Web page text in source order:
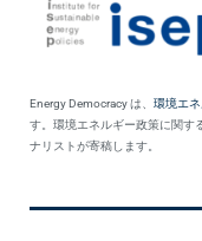
Energy Democracy は、 環境エネ
す。環境エネルギー政策に関す
ナリストが寄稿します。